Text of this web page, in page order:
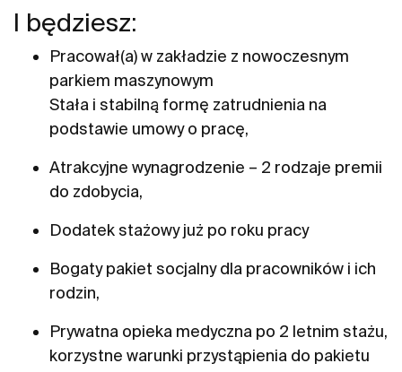
I będziesz:
Pracował(a) w zakładzie z nowoczesnym
parkiem maszynowym
Stała i stabilną formę zatrudnienia na
podstawie umowy o pracę,
Atrakcyjne wynagrodzenie – 2 rodzaje premii
do zdobycia,
Dodatek stażowy już po roku pracy
Bogaty pakiet socjalny dla pracowników i ich
rodzin,
Prywatna opieka medyczna po 2 letnim stażu,
korzystne warunki przystąpienia do pakietu